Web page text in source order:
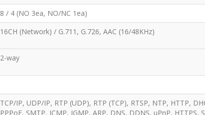
8 / 4 (NO 3ea, NO/NC 1ea)
16CH (Network) / G.711, G.726, AAC (16/48KHz)
2-way
TCP/IP, UDP/IP, RTP (UDP), RTP (TCP), RTSP, NTP, HTTP,
PPPoE, SMTP, ICMP, IGMP, ARP, DNS, DDNS, uPnP, HTTPS,